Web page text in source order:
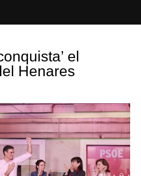
el
Henares